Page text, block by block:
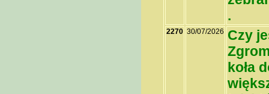
.
2270 30/07/2026 Czy
koła